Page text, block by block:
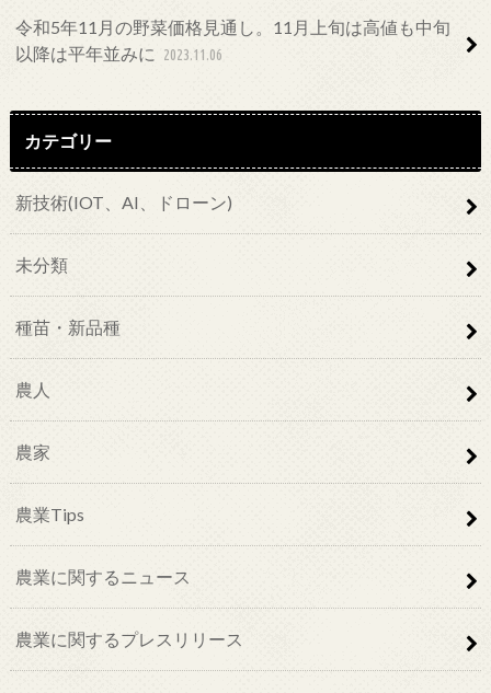
令和5年11月の野菜価格見通し。11月上旬は高値も中旬
以降は平年並みに
2023.11.06
カテゴリー
新技術(IOT、AI、ドローン)
未分類
種苗・新品種
農人
農家
農業Tips
農業に関するニュース
農業に関するプレスリリース